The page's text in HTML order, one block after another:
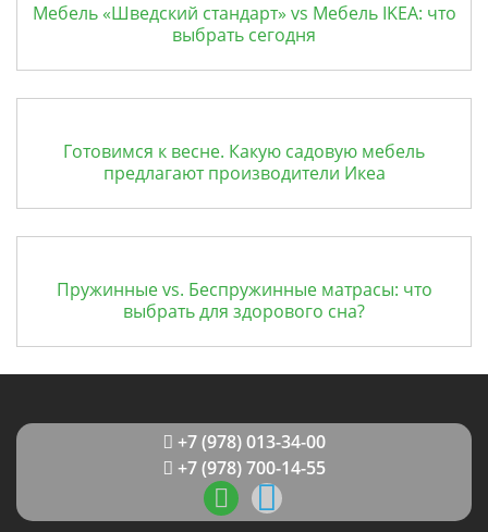
Мебель «Шведский стандарт» vs Мебель IKEA: что
выбрать сегодня
Готовимся к весне. Какую садовую мебель
предлагают производители Икеа
Пружинные vs. Беспружинные матрасы: что
выбрать для здорового сна?
+7 (978) 013-34-00
+7 (978) 700-14-55